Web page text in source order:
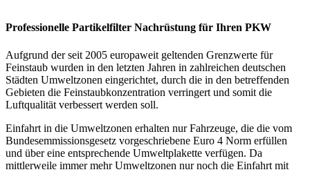
Professionelle Partikelfilter Nachrüstung für Ihren PKW
Aufgrund der seit 2005 europaweit geltenden Grenzwerte für
Feinstaub wurden in den letzten Jahren in zahlreichen deutschen
Städten Umweltzonen eingerichtet, durch die in den betreffenden
Gebieten die Feinstaubkonzentration verringert und somit die
Luftqualität verbessert werden soll.
Einfahrt in die Umweltzonen erhalten nur Fahrzeuge, die die vom
Bundesemmissionsgesetz vorgeschriebene Euro 4 Norm erfüllen
und über eine entsprechende Umweltplakette verfügen. Da
mittlerweile immer mehr Umweltzonen nur noch die Einfahrt mit